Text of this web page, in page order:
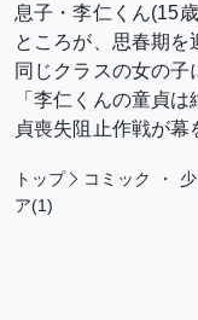
息子・李仁くん(15
ところが、思春期
同じクラスの女の
「李仁くんの童貞
貞喪失阻止作戦が
トップ コミック ・
ア(1)